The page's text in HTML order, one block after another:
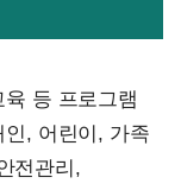
등 프로그램
, 어린이, 가족
전관리,